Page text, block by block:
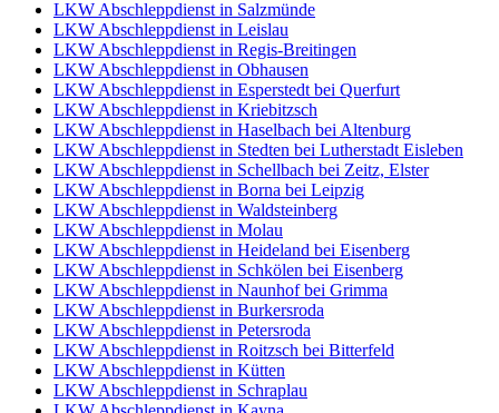
LKW Abschleppdienst in Salzmünde
LKW Abschleppdienst in Leislau
LKW Abschleppdienst in Regis-Breitingen
LKW Abschleppdienst in Obhausen
LKW Abschleppdienst in Esperstedt bei Querfurt
LKW Abschleppdienst in Kriebitzsch
LKW Abschleppdienst in Haselbach bei Altenburg
LKW Abschleppdienst in Stedten bei Lutherstadt Eisleben
LKW Abschleppdienst in Schellbach bei Zeitz, Elster
LKW Abschleppdienst in Borna bei Leipzig
LKW Abschleppdienst in Waldsteinberg
LKW Abschleppdienst in Molau
LKW Abschleppdienst in Heideland bei Eisenberg
LKW Abschleppdienst in Schkölen bei Eisenberg
LKW Abschleppdienst in Naunhof bei Grimma
LKW Abschleppdienst in Burkersroda
LKW Abschleppdienst in Petersroda
LKW Abschleppdienst in Roitzsch bei Bitterfeld
LKW Abschleppdienst in Kütten
LKW Abschleppdienst in Schraplau